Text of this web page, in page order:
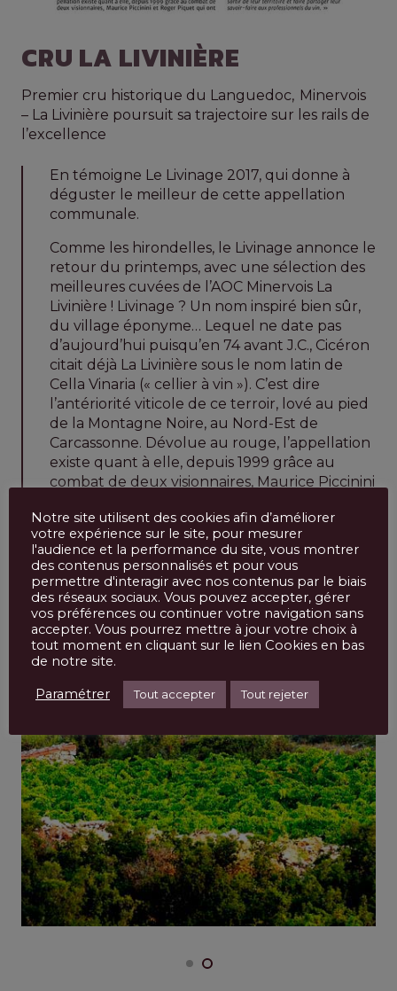
CRU LA LIVINIÈRE
Premier cru historique du Languedoc, Minervois
– La Livinière poursuit sa trajectoire sur les rails de
l’excellence
En témoigne Le Livinage 2017, qui donne à
déguster le meilleur de cette appellation
communale.
Comme les hirondelles, le Livinage annonce le
retour du printemps, avec une sélection des
meilleures cuvées de l’AOC Minervois La
Livinière ! Livinage ? Un nom inspiré bien sûr,
du village éponyme… Lequel ne date pas
d’aujourd’hui puisqu’en 74 avant J.C., Cicéron
citait déjà La Livinière sous le nom latin de
Cella Vinaria (« cellier à vin »). C’est dire
l’antériorité viticole de ce terroir, lové au pied
de la Montagne Noire, au Nord-Est de
Carcassonne. Dévolue au rouge, l’appellation
existe quant à elle, depuis 1999 grâce au
combat de deux visionnaires, Maurice Piccinini
la toute première AOC Village du Languedoc,
dès 1987.
Notre site utilisent des cookies afin d’améliorer
votre expérience sur le site, pour mesurer
l'audience et la performance du site, vous montrer
des contenus personnalisés et pour vous
permettre d'interagir avec nos contenus par le biais
des réseaux sociaux. Vous pouvez accepter, gérer
vos préférences ou continuer votre navigation sans
accepter. Vous pourrez mettre à jour votre choix à
tout moment en cliquant sur le lien Cookies en bas
de notre site.
Paramétrer Tout accepter Tout rejeter